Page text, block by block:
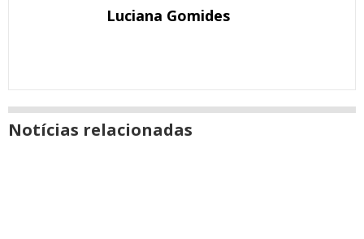
Luciana Gomides
Notícias relacionadas